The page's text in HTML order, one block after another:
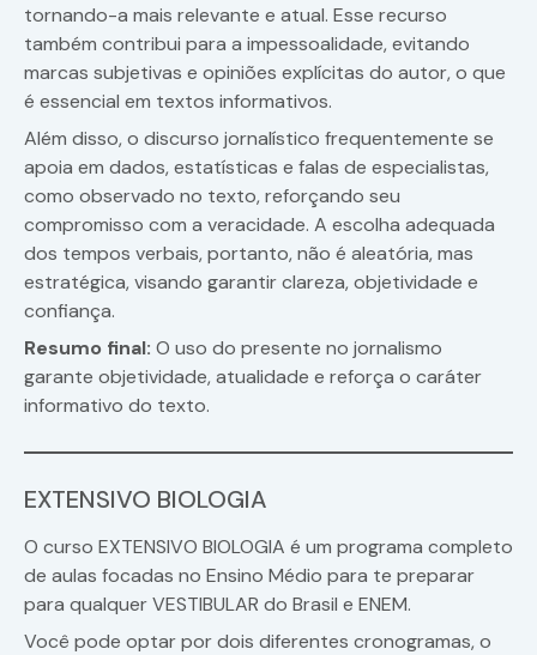
tornando-a mais relevante e atual. Esse recurso
também contribui para a impessoalidade, evitando
marcas subjetivas e opiniões explícitas do autor, o que
é essencial em textos informativos.
Além disso, o discurso jornalístico frequentemente se
apoia em dados, estatísticas e falas de especialistas,
como observado no texto, reforçando seu
compromisso com a veracidade. A escolha adequada
dos tempos verbais, portanto, não é aleatória, mas
estratégica, visando garantir clareza, objetividade e
confiança.
Resumo final: O uso do presente no jornalismo
garante objetividade, atualidade e reforça o caráter
informativo do texto.
EXTENSIVO BIOLOGIA
O curso EXTENSIVO BIOLOGIA é um programa completo
de aulas focadas no Ensino Médio para te preparar
para qualquer VESTIBULAR do Brasil e ENEM.
Você pode optar por dois diferentes cronogramas, o